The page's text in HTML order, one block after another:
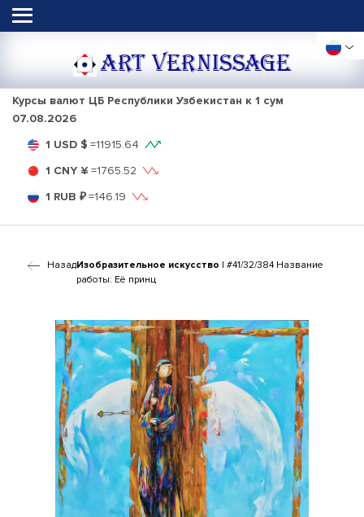
ART VERNISSAGE
Курсы валют ЦБ Республики Узбекистан к 1 сум
07.08.2026
1 USD $ =11915.64
1 CNY ¥ =1765.52
1 RUB ₽=146.19
НазадИзобразительное искусство | #41/32/384 Название
работы: Её принц